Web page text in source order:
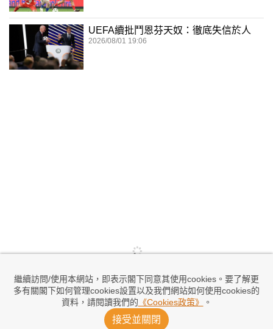
繼續訪問/使用本網站，即表示閣下同意其使用cookies。要了解更
多有關閣下如何管理cookies設置以及我們網站如何使用cookies的
資料，請閱讀我們的 《Cookies政策》 。
接受並關閉
UEFA續批鬥恩芬天奴：徹底失信於人
2026/08/01 19:06